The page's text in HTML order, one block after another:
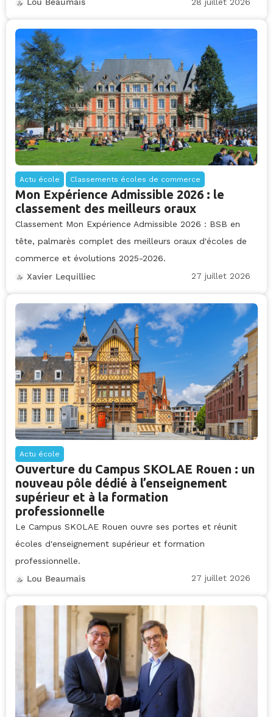
Lou Beaumais
Actu école Classements écoles de commerce
Mon Expérience Admissible 2026 : le
classement des meilleurs oraux
Classement Mon Expérience Admissible 2026 : BSB en
tête, palmarès complet des meilleurs oraux d'écoles de
commerce et évolutions 2025-2026.
Xavier Lequilliec
27 juillet 2026
Actu école
Ouverture du Campus SKOLAE Rouen : un
nouveau pôle dédié à l’enseignement
supérieur et à la formation
professionnelle
Le Campus SKOLAE Rouen ouvre ses portes et réunit
écoles d'enseignement supérieur et formation
professionnelle.
Lou Beaumais
27 juillet 2026